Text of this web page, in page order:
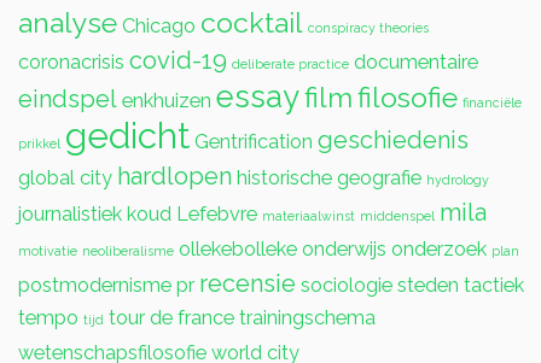
analyse Chicago cocktail conspiracy theories
coronacrisis covid-19 deliberate practice documentaire
eindspel enkhuizen essayfilmfilosofie financiële
prikkel gedicht Gentrification geschiedenis
global city hardlopen historische geografie hydrology
journalistiek koud Lefebvre materiaalwinst middenspel mila
motivatie neoliberalisme ollekebolleke onderwijs onderzoek plan
postmodernisme pr recensie sociologie steden tactiek
tempo tijd tour de france trainingschema
wetenschapsfilosofie world city